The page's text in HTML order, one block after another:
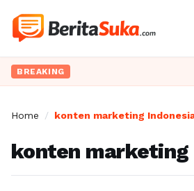
BREAKING
Home / konten marketing
konten marketing